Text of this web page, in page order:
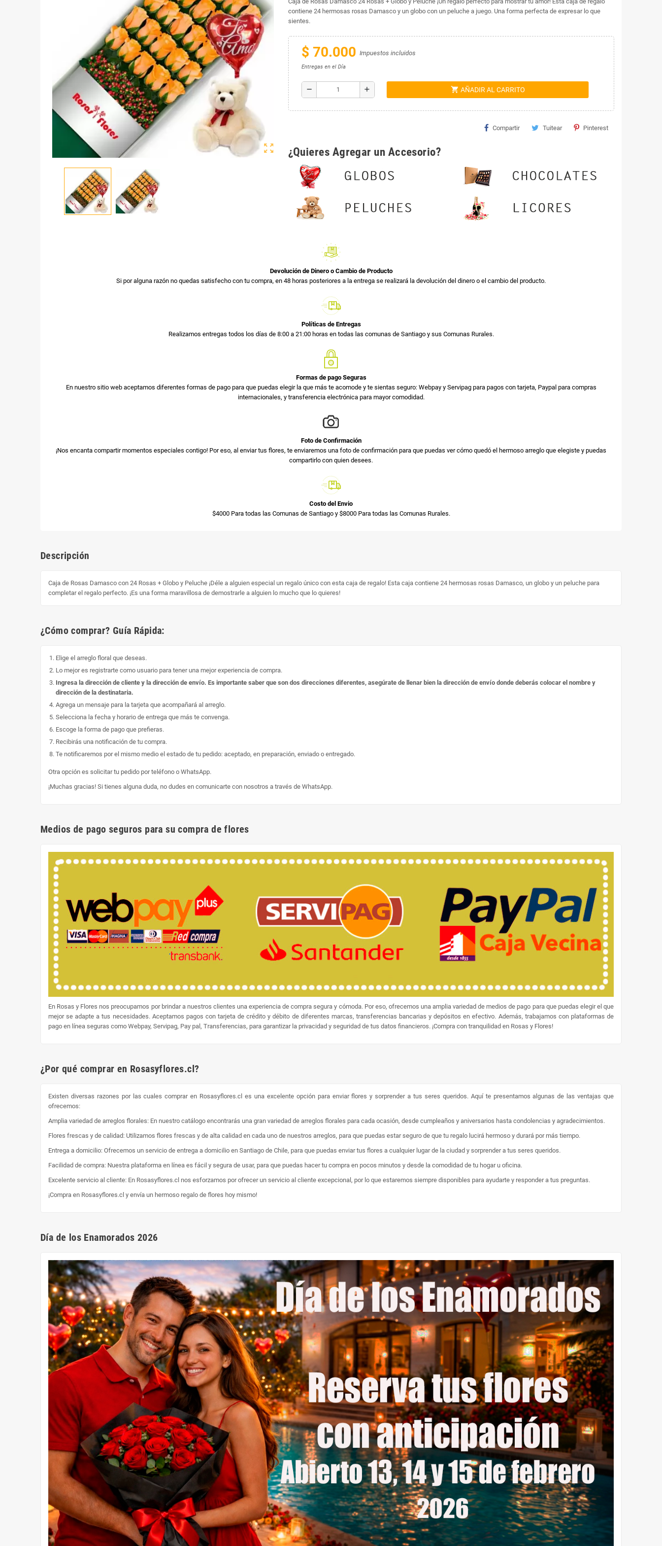
zoom_out_map
contiene 24 hermosas rosas Damasco y un globo con un peluche a juego. Una forma perfecta de expresar lo que
sientes.
$ 70.000 Impuestos incluidos
Entregas en el Día
remove add shopping_cart AÑADIR AL CARRITO
Compartir Tuitear Pinterest
¿Quieres Agregar un Accesorio?
Devolución de Dinero o Cambio de Producto
Si por alguna razón no quedas satisfecho con tu compra, en 48 horas posteriores a la entrega se realizará la devolución del dinero o el cambio del producto.
Políticas de Entregas
Realizamos entregas todos los días de 8:00 a 21:00 horas en todas las comunas de Santiago y sus Comunas Rurales.
Formas de pago Seguras
En nuestro sitio web aceptamos diferentes formas de pago para que puedas elegir la que más te acomode y te sientas seguro: Webpay y Servipag para pagos con tarjeta, Paypal para compras
internacionales, y transferencia electrónica para mayor comodidad.
Foto de Confirmación
¡Nos encanta compartir momentos especiales contigo! Por eso, al enviar tus flores, te enviaremos una foto de confirmación para que puedas ver cómo quedó el hermoso arreglo que elegiste y puedas
compartirlo con quien desees.
Costo del Envio
$4000 Para todas las Comunas de Santiago y $8000 Para todas las Comunas Rurales.
Descripción
Caja de Rosas Damasco con 24 Rosas + Globo y Peluche ¡Déle a alguien especial un regalo único con esta caja de regalo! Esta caja contiene 24 hermosas rosas Damasco, un globo y un peluche para
completar el regalo perfecto. ¡Es una forma maravillosa de demostrarle a alguien lo mucho que lo quieres!
¿Cómo comprar? Guía Rápida:
Elige el arreglo floral que deseas.
Lo mejor es registrarte como usuario para tener una mejor experiencia de compra.
Ingresa la dirección de cliente y la dirección de envío. Es importante saber que son dos direcciones diferentes, asegúrate de llenar bien la dirección de envío donde deberás colocar el nombre y
dirección de la destinataria.
Agrega un mensaje para la tarjeta que acompañará al arreglo.
Selecciona la fecha y horario de entrega que más te convenga.
Escoge la forma de pago que prefieras.
Recibirás una notificación de tu compra.
Te notificaremos por el mismo medio el estado de tu pedido: aceptado, en preparación, enviado o entregado.
Otra opción es solicitar tu pedido por teléfono o WhatsApp.
¡Muchas gracias! Si tienes alguna duda, no dudes en comunicarte con nosotros a través de WhatsApp.
Medios de pago seguros para su compra de flores
En Rosas y Flores nos preocupamos por brindar a nuestros clientes una experiencia de compra segura y cómoda. Por eso, ofrecemos una amplia variedad de medios de pago para que puedas elegir el que
mejor se adapte a tus necesidades. Aceptamos pagos con tarjeta de crédito y débito de diferentes marcas, transferencias bancarias y depósitos en efectivo. Además, trabajamos con plataformas de
pago en línea seguras como Webpay, Servipag, Pay pal, Transferencias, para garantizar la privacidad y seguridad de tus datos financieros. ¡Compra con tranquilidad en Rosas y Flores!
¿Por qué comprar en Rosasyflores.cl?
Existen diversas razones por las cuales comprar en Rosasyflores.cl es una excelente opción para enviar flores y sorprender a tus seres queridos. Aquí te presentamos algunas de las ventajas que
ofrecemos:
Amplia variedad de arreglos florales: En nuestro catálogo encontrarás una gran variedad de arreglos florales para cada ocasión, desde cumpleaños y aniversarios hasta condolencias y agradecimientos.
Flores frescas y de calidad: Utilizamos flores frescas y de alta calidad en cada uno de nuestros arreglos, para que puedas estar seguro de que tu regalo lucirá hermoso y durará por más tiempo.
Entrega a domicilio: Ofrecemos un servicio de entrega a domicilio en Santiago de Chile, para que puedas enviar tus flores a cualquier lugar de la ciudad y sorprender a tus seres queridos.
Facilidad de compra: Nuestra plataforma en línea es fácil y segura de usar, para que puedas hacer tu compra en pocos minutos y desde la comodidad de tu hogar u oficina.
Excelente servicio al cliente: En Rosasyflores.cl nos esforzamos por ofrecer un servicio al cliente excepcional, por lo que estaremos siempre disponibles para ayudarte y responder a tus preguntas.
¡Compra en Rosasyflores.cl y envía un hermoso regalo de flores hoy mismo!
Día de los Enamorados 2026